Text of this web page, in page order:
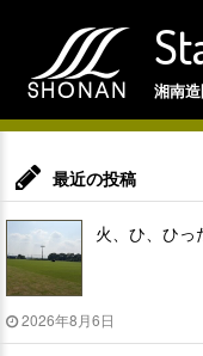
湘南
最近の投稿
火、ひ、ひっ
2026年8月6日